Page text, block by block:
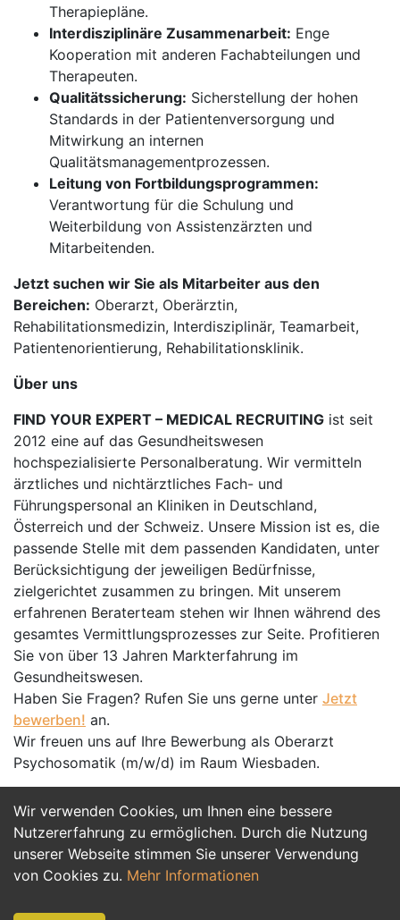
Wir verwenden Cookies, um Ihnen eine bessere
Nutzererfahrung zu ermöglichen. Durch die Nutzung
unserer Webseite stimmen Sie unserer Verwendung
von Cookies zu. Mehr Informationen
Therapiepläne.
Interdisziplinäre Zusammenarbeit: Enge
Kooperation mit anderen Fachabteilungen und
Therapeuten.
Qualitätssicherung: Sicherstellung der hohen
Standards in der Patientenversorgung und
Mitwirkung an internen
Qualitätsmanagementprozessen.
Leitung von Fortbildungsprogrammen:
Verantwortung für die Schulung und
Weiterbildung von Assistenzärzten und
Mitarbeitenden.
Jetzt suchen wir Sie als Mitarbeiter aus den
Bereichen: Oberarzt, Oberärztin,
Rehabilitationsmedizin, Interdisziplinär, Teamarbeit,
Patientenorientierung, Rehabilitationsklinik.
Über uns
FIND YOUR EXPERT – MEDICAL RECRUITING ist seit
2012 eine auf das Gesundheitswesen
hochspezialisierte Personalberatung. Wir vermitteln
ärztliches und nichtärztliches Fach- und
Führungspersonal an Kliniken in Deutschland,
Österreich und der Schweiz. Unsere Mission ist es, die
passende Stelle mit dem passenden Kandidaten, unter
Berücksichtigung der jeweiligen Bedürfnisse,
zielgerichtet zusammen zu bringen. Mit unserem
erfahrenen Beraterteam stehen wir Ihnen während des
gesamtes Vermittlungsprozesses zur Seite. Profitieren
Sie von über 13 Jahren Markterfahrung im
Gesundheitswesen.
Haben Sie Fragen? Rufen Sie uns gerne unter Jetzt
bewerben! an.
Wir freuen uns auf Ihre Bewerbung als Oberarzt
Psychosomatik (m/w/d) im Raum Wiesbaden.
Jetzt Bewerben